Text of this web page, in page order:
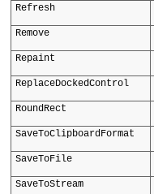
Refresh
Remove
Repaint
ReplaceDockedControl
RoundRect
SaveToClipboardFormat
SaveToFile
SaveToStream